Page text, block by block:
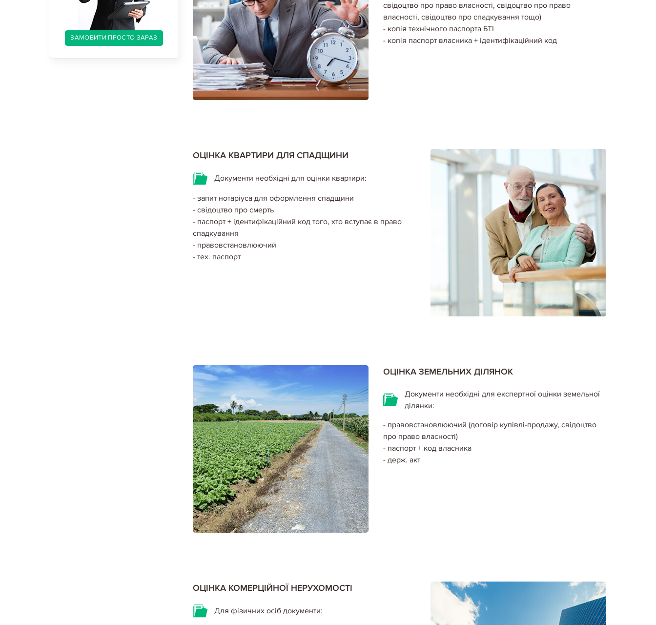
ЗАМОВИТИ ПРОСТО ЗАРАЗ
свідоцтво про право власності, свідоцтво про право
власності, свідоцтво про спадкування тощо)
- копія технічного паспорта БТІ
- копія паспорт власника + ідентифікаційний код
ОЦІНКА КВАРТИРИ ДЛЯ СПАДЩИНИ
Документи необхідні для оцінки квартири:
- запит нотаріуса для оформлення спадщини
- свідоцтво про смерть
- паспорт + ідентифікаційний код того, хто вступає в право
спадкування
- правовстановлюючий
- тех. паспорт
ОЦІНКА ЗЕМЕЛЬНИХ ДІЛЯНОК
Документи необхідні для експертної оцінки земельної
ділянки:
- правовстановлюючий (договір купівлі-продажу, свідоцтво
про право власності)
- паспорт + код власника
- держ. акт
ОЦІНКА КОМЕРЦІЙНОЇ НЕРУХОМОСТІ
Для фізичних осіб документи: